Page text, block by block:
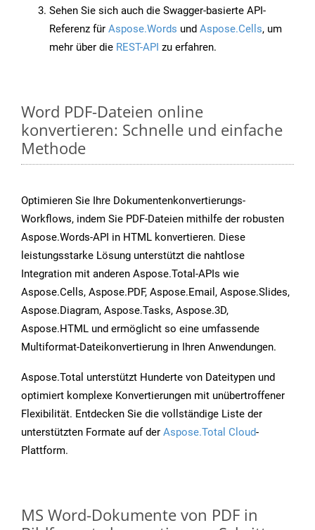
Sehen Sie sich auch die Swagger-basierte API-
Referenz für Aspose.Words und Aspose.Cells, um
mehr über die REST-API zu erfahren.
Word PDF-Dateien online
konvertieren: Schnelle und einfache
Methode
Optimieren Sie Ihre Dokumentenkonvertierungs-
Workflows, indem Sie PDF-Dateien mithilfe der robusten
Aspose.Words-API in HTML konvertieren. Diese
leistungsstarke Lösung unterstützt die nahtlose
Integration mit anderen Aspose.Total-APIs wie
Aspose.Cells, Aspose.PDF, Aspose.Email, Aspose.Slides,
Aspose.Diagram, Aspose.Tasks, Aspose.3D,
Aspose.HTML und ermöglicht so eine umfassende
Multiformat-Dateikonvertierung in Ihren Anwendungen.
Aspose.Total unterstützt Hunderte von Dateitypen und
optimiert komplexe Konvertierungen mit unübertroffener
Flexibilität. Entdecken Sie die vollständige Liste der
unterstützten Formate auf der Aspose.Total Cloud-
Plattform.
MS Word-Dokumente von PDF in